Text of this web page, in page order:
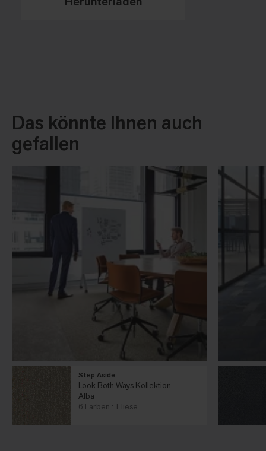
Das könnte Ihnen auch
gefallen
Step Aside
Look Both Ways Kollektion
Alba
6 Farben
Fliese